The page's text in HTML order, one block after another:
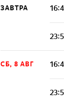
ЗАВТРА
СБ, 8 АВГ